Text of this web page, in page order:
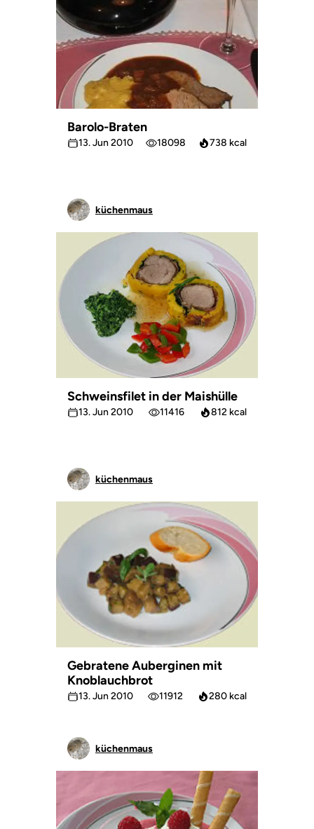
Barolo-Braten
13. Jun 2010 18098 738 kcal
küchenmaus
Schweinsfilet in der Maishülle
13. Jun 2010 11416 812 kcal
küchenmaus
Gebratene Auberginen mit
Knoblauchbrot
13. Jun 2010 11912 280 kcal
küchenmaus